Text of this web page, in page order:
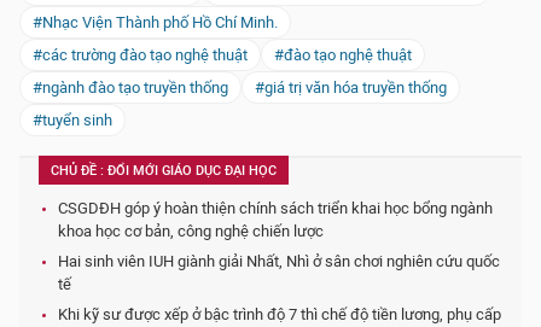
#Nhạc Viện Thành phố Hồ Chí Minh.
#các trường đào tạo nghệ thuật
#đào tạo nghệ thuật
#ngành đào tạo truyền thống
#giá trị văn hóa truyền thống
#tuyển sinh
CHỦ ĐỀ : ĐỔI MỚI GIÁO DỤC ĐẠI HỌC
CSGDĐH góp ý hoàn thiện chính sách triển khai học bổng ngành
khoa học cơ bản, công nghệ chiến lược
Hai sinh viên IUH giành giải Nhất, Nhì ở sân chơi nghiên cứu quốc
tế
Khi kỹ sư được xếp ở bậc trình độ 7 thì chế độ tiền lương, phụ cấp